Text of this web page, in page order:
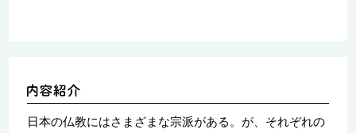
日本の仏教にはさまざまな宗派がある。が、それぞれの